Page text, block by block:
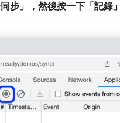
步」
，然後按一下「記錄」